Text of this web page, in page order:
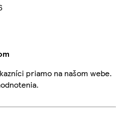
priamo na našom webe.